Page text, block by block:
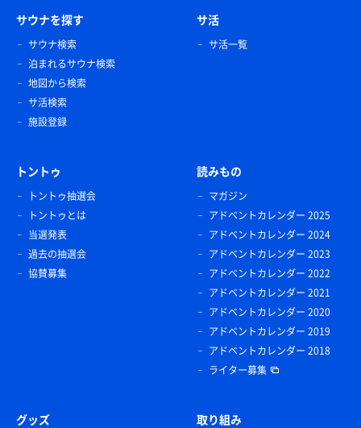
サウナを探す
サウナ検索
泊まれるサウナ検索
地図から検索
サ活検索
施設登録
サ活
サ活一覧
トントゥ
トントゥ抽選会
トントゥとは
当選発表
過去の抽選会
協賛募集
読みもの
マガジン
アドベントカレンダー 2025
アドベントカレンダー 2024
アドベントカレンダー 2023
アドベントカレンダー 2022
アドベントカレンダー 2021
アドベントカレンダー 2020
アドベントカレンダー 2019
アドベントカレンダー 2018
ライター募集
グッズ 取り組み